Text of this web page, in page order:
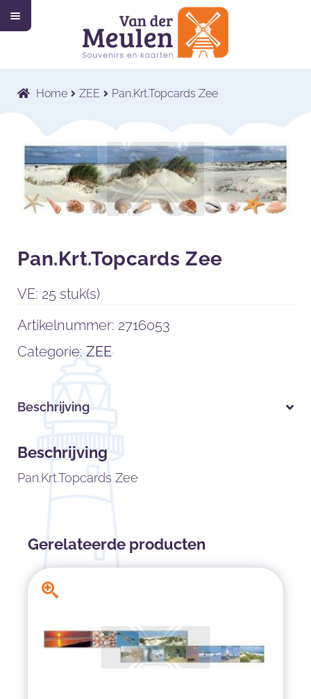
Ga
Ga
Collectie
uitvouwen
Voor wie wij werken
Submenu
uitvouwen
Contact
Shop
Home ZEE Pan.Krt.Topcards Zee
Pan.Krt.Topcards Zee
VE: 25 stuk(s)
Artikelnummer: 2716053
Categorie:ZEE
Beschrijving
Beschrijving
Pan.Krt.Topcards Zee
Gerelateerde producten